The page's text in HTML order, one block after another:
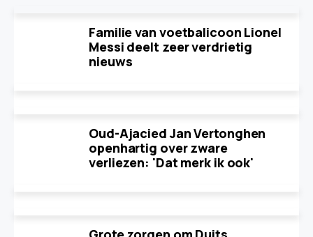
Familie van voetbalicoon Lionel
Messi deelt zeer verdrietig
nieuws
Oud-Ajacied Jan Vertonghen
openhartig over zware
verliezen: 'Dat merk ik ook'